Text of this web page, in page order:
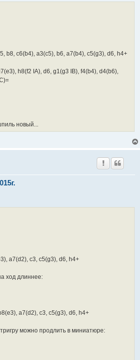
b8, c6(b4), a3(c5), b6, a7(b4), c5(g3), d6, h4+
h8(f2 IA), d6, g1(g3 IB), f4(b4), d4(b6),
новый...
a7(d2), c3, c5(g3), d6, h4+
ход длиннее:
a7(d2), c3, c5(g3), d6, h4+
можно продлить в миниатюре: